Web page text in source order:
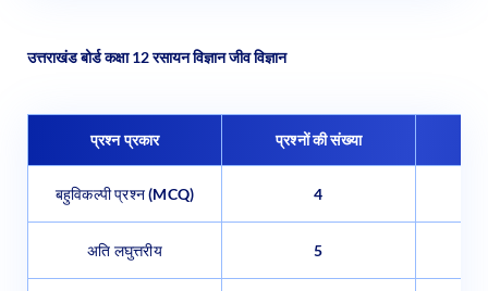
प्रश्न प्रकार प्रश्नों की संख्या
बहुविकल्पी प्रश्न (MCQ) 4
अति लघुत्तरीय 5
लघुत्तरीय 8